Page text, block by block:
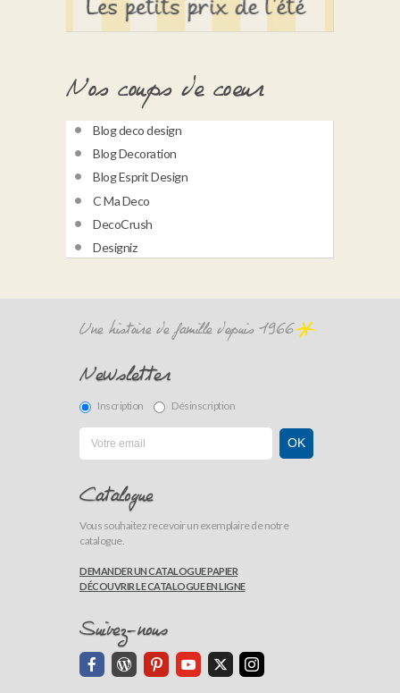
Nos coups de coeur
Blog deco design
Blog Decoration
Blog Esprit Design
C Ma Deco
DecoCrush
Designiz
Une histoire de famille depuis 1966
Newsletter
Inscription Désinscription
Catalogue
Vous souhaitez recevoir un exemplaire de notre
catalogue.
DEMANDER UN CATALOGUE PAPIER
DÉCOUVRIR LE CATALOGUE EN LIGNE
Suivez-nous